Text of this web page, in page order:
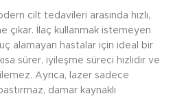
cilt tedavileri arasında hızlı,
çıkar. İlaç kullanmak istemeyen
alamayan hastalar için ideal bir
sürer, iyileşme süreci hızlıdır ve
Ayrıca, lazer sadece
damar kaynaklı